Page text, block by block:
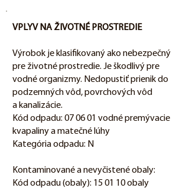
VPLYV NA ŽIVOTNÉ PROSTREDIE
Výrobok je klasifikovaný ako nebezpečný
pre životné prostredie. Je škodlivý pre
vodné organizmy. Nedopustiť prienik do
podzemných vôd, povrchových vôd
a kanalizácie.
Kód odpadu: 07 06 01 vodné premývacie
kvapaliny a matečné lúhy
Kategória odpadu: N
Kontaminované a nevyčistené obaly:
Kód odpadu (obaly): 15 01 10 obaly